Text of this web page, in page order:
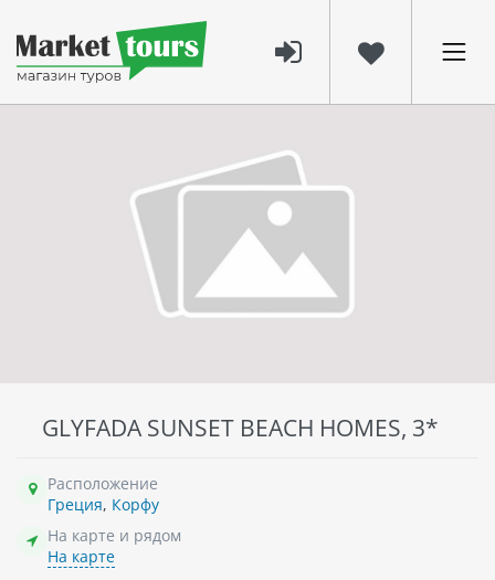
GLYFADA SUNSET BEACH HOMES, 3*
Расположение
Греция, Корфу
На карте и рядом
На карте